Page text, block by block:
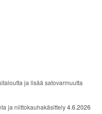
ja lisää satovarmuutta
ja niittokauhakäsittely4.6.2026